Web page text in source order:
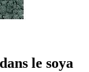
le soya